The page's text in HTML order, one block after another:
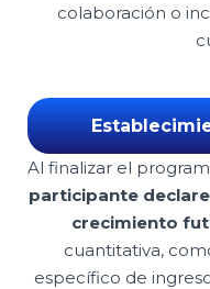
colaboración o
Al finalizar el
participante
crecimiento
cuantitativa,
específico de